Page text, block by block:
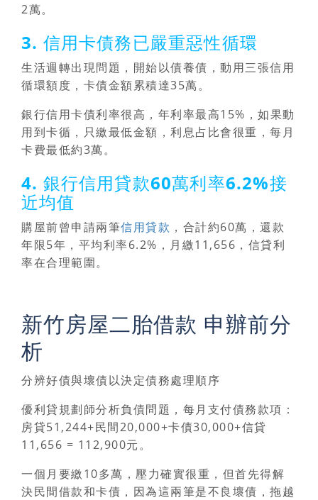
2萬。
3. 信用卡債務已嚴重惡性循環
生活週轉出現問題，開始以債養債，動用三張信用
循環額度，卡債金額累積達35萬。
銀行信用卡債利率很高，年利率最高15%，如果動
用到卡循，只繳最低金額，利息占比會很重，每月
卡費最低約3萬。
4. 銀行信用貸款60萬利率6.2%接
近均值
購屋前曾申請兩筆信用貸款 ，合計約60萬，還款
年限5年，平均利率6.2%，月繳11,656，信貸利
率在合理範圍。
新竹房屋二胎借款 申辦前分
析
分辨好債與壞債以決定債務處理順序
優利貸規劃師分析負債問題，每月支付債務款項：
房貸51,244+民間20,000+卡債30,000+信貸
11,656 = 112,900元。
一個月要繳10多萬，壓力確實很重，但首先得解
決民間借款和卡債，因為這兩筆是不良壞債，拖越